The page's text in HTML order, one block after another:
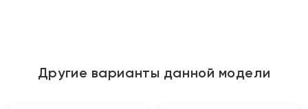
Другие варианты данной модели